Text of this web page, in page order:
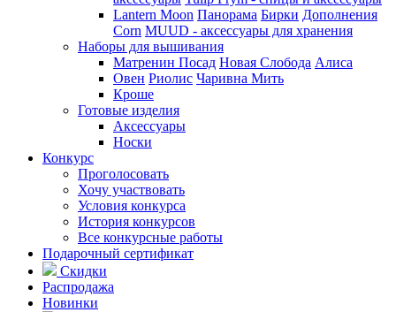
Lantern Moon Панорама Бирки Дополнения
Corn MUUD - аксессуары для хранения
Наборы для вышивания
Матренин Посад Новая Слобода Алиса
Овен Риолис Чаривна Мить
Кроше
Готовые изделия
Аксессуары
Носки
Конкурс
Проголосовать
Хочу участвовать
Условия конкурса
История конкурсов
Все конкурсные работы
Подарочный сертификат
Скидки
Распродажа
Новинки